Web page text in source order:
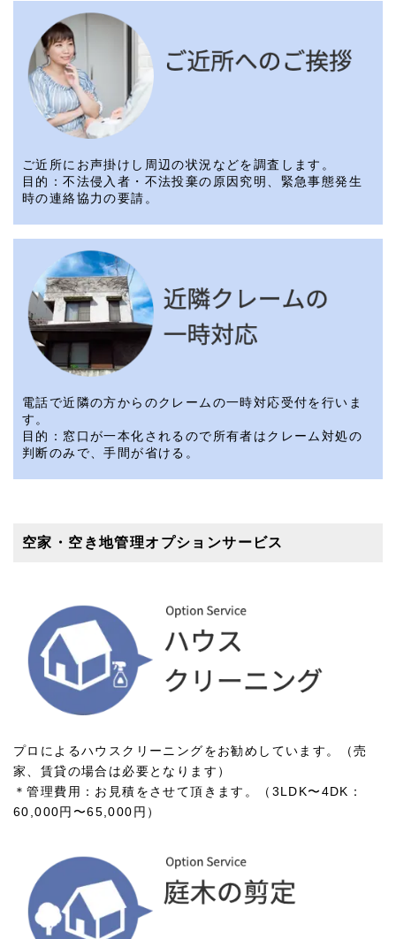
ご近所にお声掛けし周辺の状況などを調査します。
目的：不法侵入者・不法投棄の原因究明、緊急事態発生
時の連絡協力の要請。
電話で近隣の方からのクレームの一時対応受付を行いま
す。
目的：窓口が一本化されるので所有者はクレーム対処の
判断のみで、手間が省ける。
空家・空き地管理オプションサービス
プロによるハウスクリーニングをお勧めしています。（売
家、賃貸の場合は必要となります）
＊管理費用：お見積をさせて頂きます。（3LDK〜4DK：
60,000円〜65,000円）